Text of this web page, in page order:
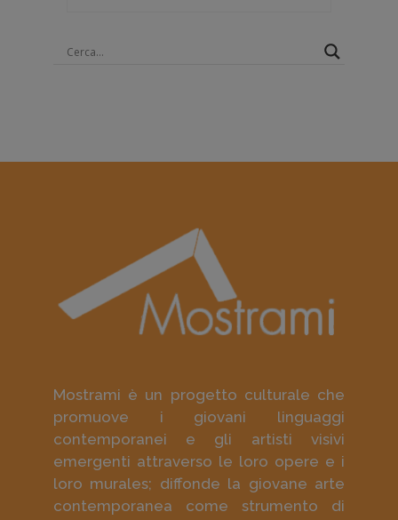
Mostrami è un progetto culturale che
promuove i giovani linguaggi
contemporanei e gli artisti visivi
emergenti attraverso le loro opere e i
loro murales; diffonde la giovane arte
contemporanea come strumento di